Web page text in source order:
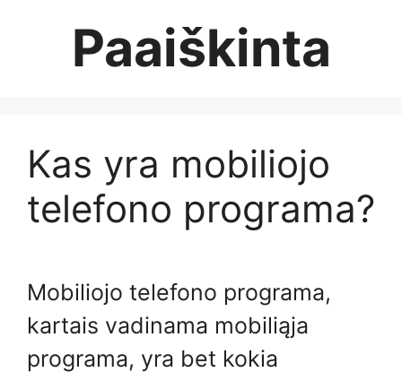
Paaiškinta
Kas yra mobiliojo
telefono programa?
Mobiliojo telefono programa,
kartais vadinama mobiliąja
programa, yra bet kokia